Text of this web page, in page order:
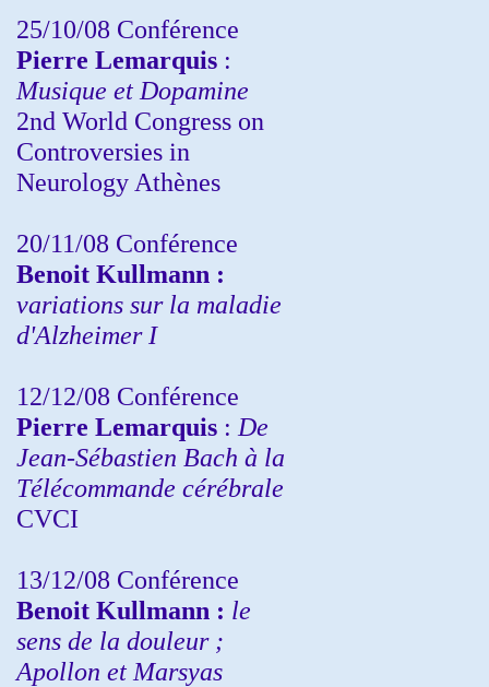
25/10/08 Conférence
Pierre Lemarquis :
Musique et Dopamine
2nd World Congress on
Controversies in
Neurology Athènes
20/11/08 Conférence
Benoit Kullmann :
variations sur la maladie
d'Alzheimer I
12/12/08 Conférence
Pierre Lemarquis : De
Jean-Sébastien Bach à la
Télécommande cérébrale
CVCI
13/12/08 Conférence
Benoit Kullmann : le
sens de la douleur ;
Apollon et Marsyas